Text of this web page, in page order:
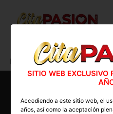
Cita PASION.COM>Boys
El Puerto de Santa María>
SITIO WEB EXCLUSIVO
Accediendo a este sitio web, el
años, así como la aceptación